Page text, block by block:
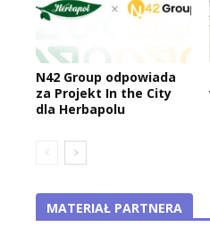
N42 Group odpowiada
za Projekt In the City
dla Herbapolu
MATERIAŁ PARTNERA